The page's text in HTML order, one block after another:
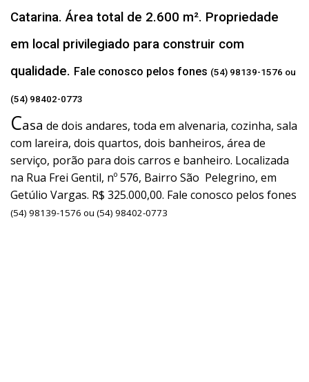
Catarina. Área total de 2.600 m². Propriedade
em local privilegiado para construir com
qualidade. Fale conosco pelos fones (54) 98139-1576 ou
(54) 98402-0773
Casa de dois andares, toda em alvenaria, cozinha, sala
com lareira, dois quartos, dois banheiros, área de
serviço, porão para dois carros e banheiro. Localizada
na Rua Frei Gentil, nº 576, Bairro São Pelegrino, em
Getúlio Vargas. R$ 325.000,00. Fale conosco pelos fones
(54) 98139-1576 ou (54) 98402-0773